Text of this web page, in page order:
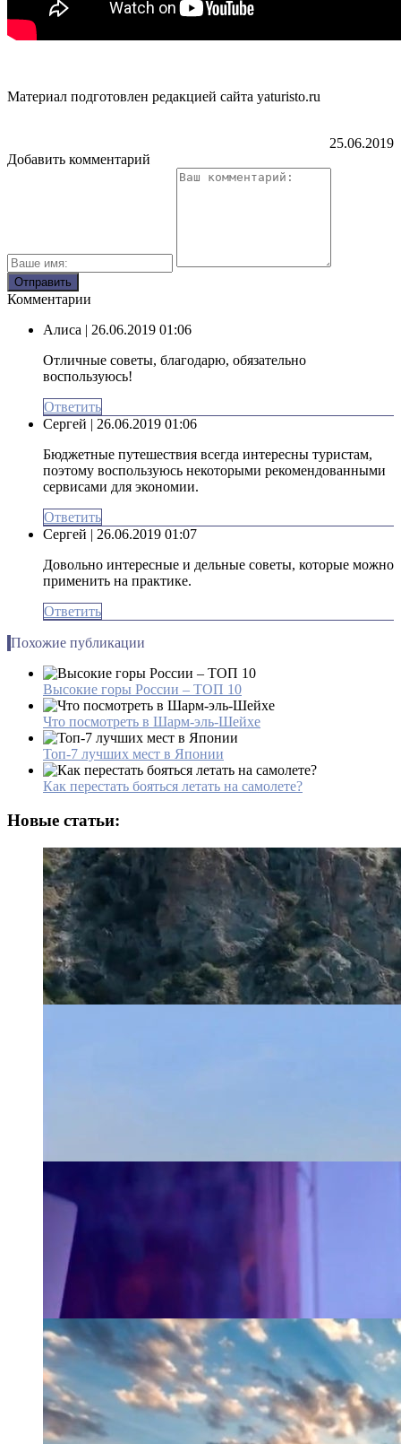
Материал подготовлен редакцией сайта yaturisto.ru
25.06.2019
Добавить комментарий
Комментарии
Алиса | 26.06.2019 01:06
Отличные советы, благодарю, обязательно
воспользуюсь!
Ответить
Сергей | 26.06.2019 01:06
Бюджетные путешествия всегда интересны туристам,
поэтому воспользуюсь некоторыми рекомендованными
сервисами для экономии.
Ответить
Сергей | 26.06.2019 01:07
Довольно интересные и дельные советы, которые можно
применить на практике.
Ответить
Похожие публикации
Высокие горы России – ТОП 10
Что посмотреть в Шарм-эль-Шейхе
Топ-7 лучших мест в Японии
Как перестать бояться летать на самолете?
Новые статьи: